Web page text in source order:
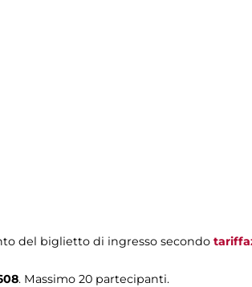
del biglietto di ingresso secondo
. Massimo 20 partecipanti.